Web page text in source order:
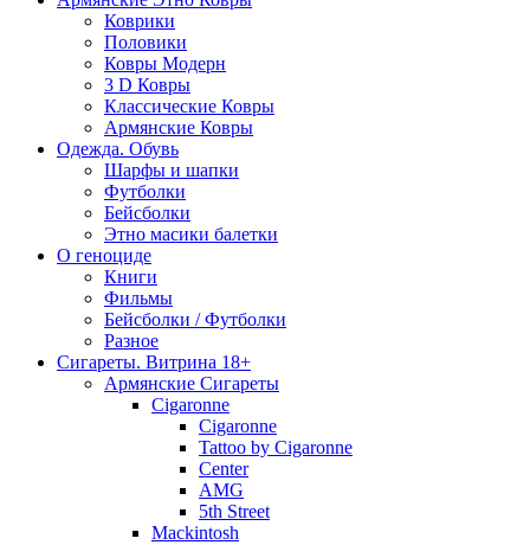
Коврики
Половики
Ковры Модерн
3 D Ковры
Классические Ковры
Армянские Ковры
Одежда. Обувь
Шарфы и шапки
Футболки
Бейсболки
Этно масики балетки
О геноциде
Книги
Фильмы
Бейсболки / Футболки
Разное
Сигареты. Витрина 18+
Армянские Сигареты
Cigaronne
Cigaronne
Tattoo by Cigaronne
Center
AMG
5th Street
Mackintosh